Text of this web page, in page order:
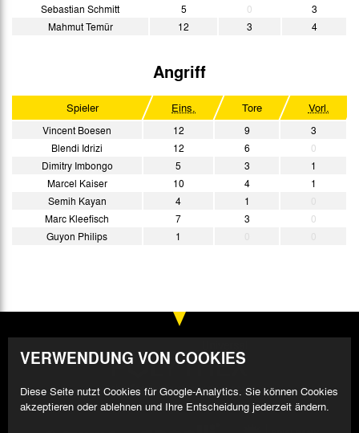
Sebastian Schmitt
5 0
3
Mahmut Temür
12 3 4
Angriff
Spieler Eins. Tore Vorl.
Vincent Boesen 12 9
3
Blendi Idrizi
12 6
0
Dimitry Imbongo
5 3
1
Marcel Kaiser
10 4
1
Semih Kayan
4 1
Marc Kleefisch
7 3
0
Guyon Philips
1
VERWENDUNG VON COOKIES
Diese Seite nutzt Cookies für Google-Analytics. Sie können Cookies
akzeptieren oder ablehnen und Ihre Entscheidung jederzeit ändern.